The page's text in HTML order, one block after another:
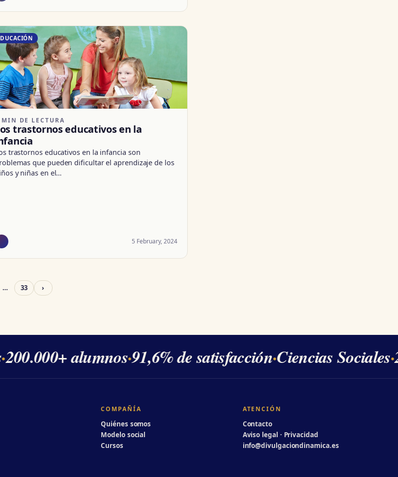
DE LECTURA
trastornos educativos en la
trastornos educativos en la infancia son
que pueden dificultar el aprendizaje de los
y niñas en el…
5 February, 2024
… 33 ›
alumnos·91,6% de satisfacción·Ciencias Sociales·
COMPAÑÍA
Quiénes somos
Modelo social
Cursos
ATENCIÓN
Contacto
Aviso legal · Privacidad
info@divulgaciondinamica.es